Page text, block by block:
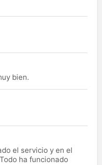
bien.
el servicio y en el
ha funcionado